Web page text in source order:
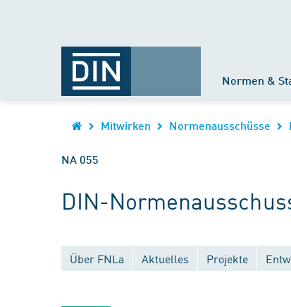
Normen &
Mitwirken Normenausschüsse
NA 055
DIN-
Über FNLa Aktuelles Projekte